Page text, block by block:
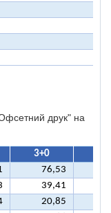
друк" на
3+0
76,53
39,41
20,85